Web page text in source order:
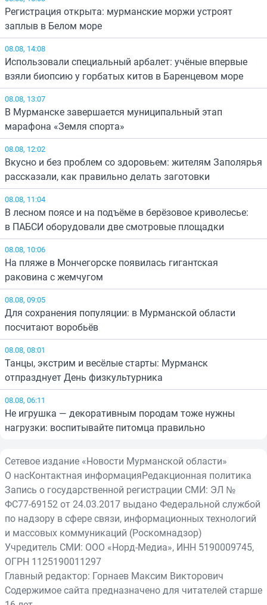
Регистрация открыта: мурманские моржи устроят
заплыв в Белом море
08.08, 14:08
Использовали специальный арбалет: учёные впервые
взяли биопсию у горбатых китов в Баренцевом море
08.08, 13:07
В Мурманске завершается муниципальный этап
марафона «Земля спорта»
08.08, 12:02
Вкусно и без проблем со здоровьем: жителям Заполярья
рассказали, как правильно делать заготовки
08.08, 11:04
В лесном поясе и на подъёме в берёзовое криволесье:
в ПАБСИ оборудовали две смотровые площадки
08.08, 10:06
На пляже в Мончегорске появилась гигантская
раковина с жемчугом
08.08, 09:05
Для сохранения популяции: в Мурманской области
посчитают воробьёв
08.08, 08:01
Танцы, экстрим и весёлые старты: Мурманск
отпразднует День физкультурника
08.08, 06:11
Не игрушка — декоративным породам тоже нужны
нагрузки: воспитывайте питомца правильно
Сетевое издание «Новости Мурманской области»
О насКонтактная информацияРедакционная политика
Запись о государственной регистрации СМИ: ЭЛ №
ФС77-69152 от 24.03.2017 выдано Федеральной службой
по надзору в сфере связи, информационных технологий
и массовых коммуникаций (Роскомнадзор)
Учредитель СМИ: ООО «Норд-Медиа», ИНН 5190009745,
ОГРН 1125190011297
Главный редактор: Горнаев Максим Викторович
Содержимое сайта предназначено для читателей старше